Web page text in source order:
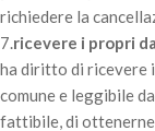
richiedere la
7.ricevere i propri
ha diritto di ricevere
comune e leggibile
fattibile, di